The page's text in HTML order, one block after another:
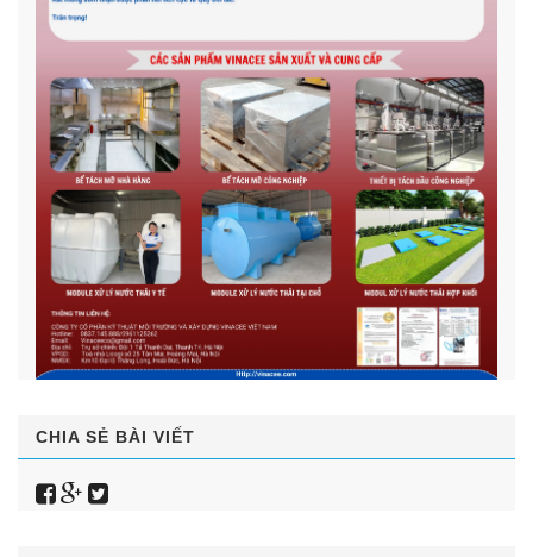
CHIA SẺ BÀI VIẾT